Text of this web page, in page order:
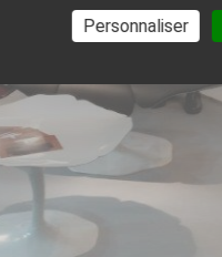
Personnaliser